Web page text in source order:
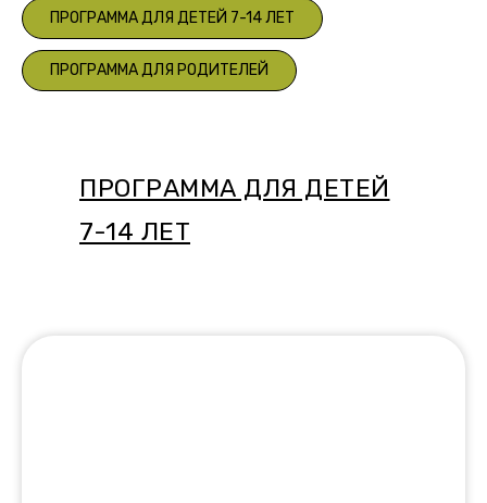
ПРОГРАММА ДЛЯ ДЕТЕЙ 7-14 ЛЕТ
ПРОГРАММА ДЛЯ РОДИТЕЛЕЙ
ПРОГРАММА ДЛЯ ДЕТЕЙ
7-14 ЛЕТ